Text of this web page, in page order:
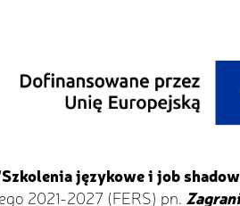
językowe i job
2021-2027 (FERS) pn.